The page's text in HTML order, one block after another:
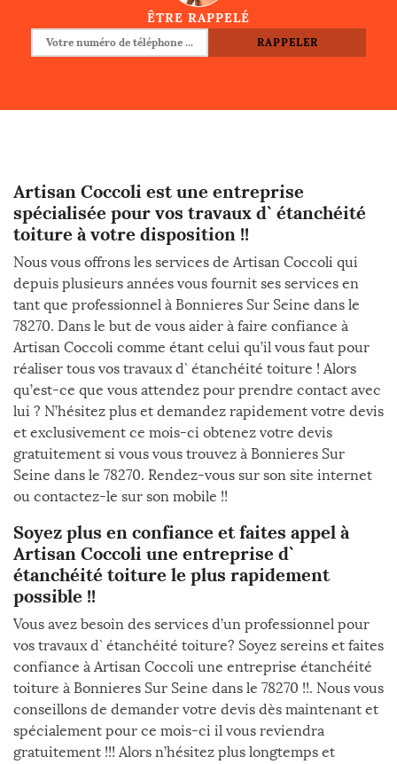
ÊTRE RAPPELÉ
Artisan Coccoli est une entreprise
spécialisée pour vos travaux d` étanchéité
toiture à votre disposition !!
Nous vous offrons les services de Artisan Coccoli qui
depuis plusieurs années vous fournit ses services en
tant que professionnel à Bonnieres Sur Seine dans le
78270. Dans le but de vous aider à faire confiance à
Artisan Coccoli comme étant celui qu’il vous faut pour
réaliser tous vos travaux d` étanchéité toiture ! Alors
qu’est-ce que vous attendez pour prendre contact avec
lui ? N’hésitez plus et demandez rapidement votre devis
et exclusivement ce mois-ci obtenez votre devis
gratuitement si vous vous trouvez à Bonnieres Sur
Seine dans le 78270. Rendez-vous sur son site internet
ou contactez-le sur son mobile !!
Soyez plus en confiance et faites appel à
Artisan Coccoli une entreprise d`
étanchéité toiture le plus rapidement
possible !!
Vous avez besoin des services d’un professionnel pour
vos travaux d` étanchéité toiture? Soyez sereins et faites
confiance à Artisan Coccoli une entreprise étanchéité
toiture à Bonnieres Sur Seine dans le 78270 !!. Nous vous
conseillons de demander votre devis dès maintenant et
spécialement pour ce mois-ci il vous reviendra
gratuitement !!! Alors n’hésitez plus longtemps et